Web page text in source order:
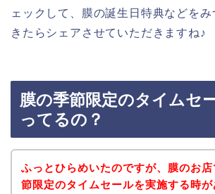
ェックして、膜の誕生日特典などを
きたらシェアさせていただきますね♪
膜の季節限定のタイムセ
ってるの？
ふっとひらめいたのですが、膜のお店
節限定のタイムセールを実施する時が